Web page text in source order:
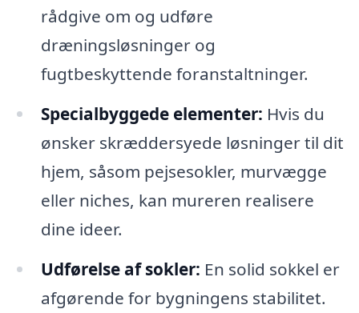
rådgive om og udføre
dræningsløsninger og
fugtbeskyttende foranstaltninger.
Specialbyggede elementer: Hvis du
ønsker skræddersyede løsninger til dit
hjem, såsom pejsesokler, murvægge
eller niches, kan mureren realisere
dine ideer.
Udførelse af sokler: En solid sokkel er
afgørende for bygningens stabilitet.